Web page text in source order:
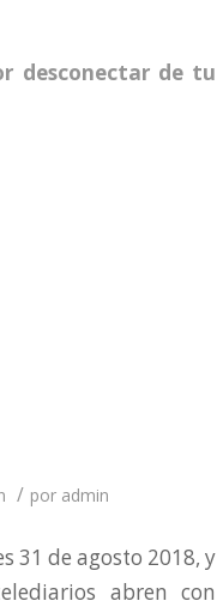
desconectar de tu
/ por admin
31 de agosto 2018, y
abren con